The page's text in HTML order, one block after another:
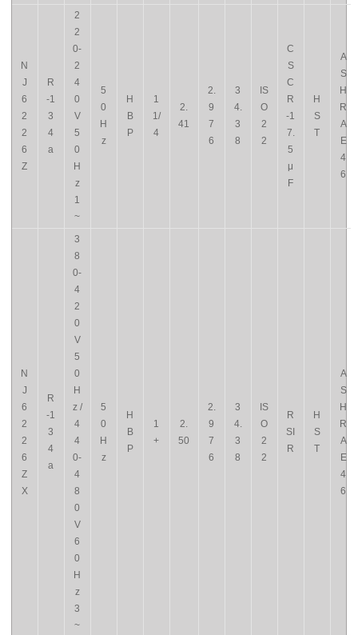
N
J
6
2
2
6
Z
R
-1
3
4
a
2
2
0-
2
4
0
V
5
0
H
z
1
~
5
0
H
z
H
B
P
1
1/
4
2.
41
2.
9
7
6
3
4.
3
8
IS
O
2
2
C
S
C
R
-1
7.
5
μ
F
H
S
T
A
S
H
R
A
E
4
6
N
J
6
2
2
6
Z
X
R
-1
3
4
a
3
8
0-
4
2
0
V
5
0
H
z /
4
4
0-
4
8
0
V
6
0
H
z
3
~
5
0
H
z
H
B
P
1
+
2.
50
2.
9
7
6
3
4.
3
8
IS
O
2
2
R
SI
R
H
S
T
A
S
H
R
A
E
4
6